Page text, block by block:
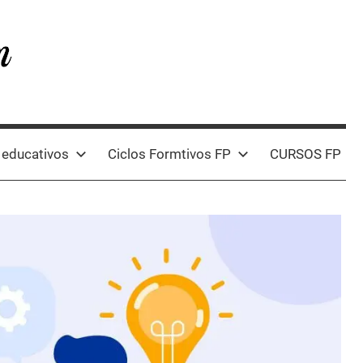
Ciclos Formtivos FP CURSOS FP